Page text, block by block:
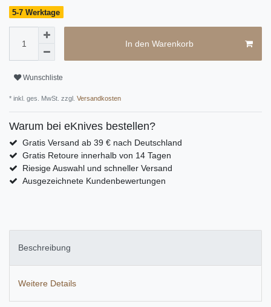
5-7 Werktage
In den Warenkorb
Wunschliste
* inkl. ges. MwSt. zzgl. Versandkosten
Warum bei eKnives bestellen?
Gratis Versand ab 39 € nach Deutschland
Gratis Retoure innerhalb von 14 Tagen
Riesige Auswahl und schneller Versand
Ausgezeichnete Kundenbewertungen
Beschreibung
Weitere Details